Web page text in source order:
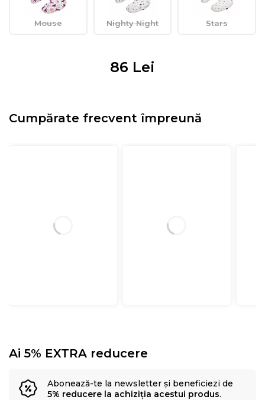
Mouse Nighty Night Stars
86 Lei
Cumpărate frecvent împreună
Ai 5% EXTRA reducere
Abonează-te la newsletter și beneficiezi de
5% reducere la achiziția acestui produs.